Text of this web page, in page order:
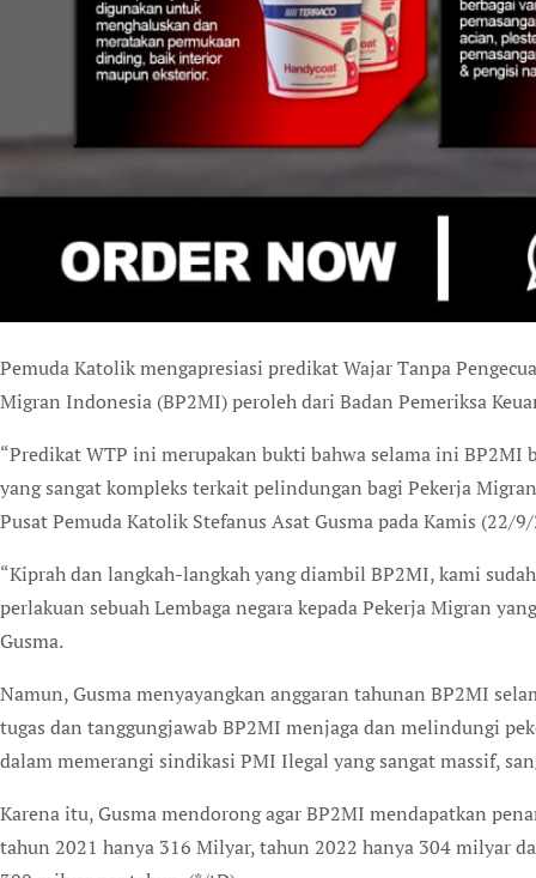
Pemuda Katolik mengapresiasi predikat Wajar Tanpa
Migran Indonesia (BP2MI) peroleh dari Badan Pemeriksa
“Predikat WTP ini merupakan bukti bahwa selama ini BP2MI
yang sangat kompleks terkait pelindungan bagi Pekerja
Pusat Pemuda Katolik Stefanus Asat Gusma pada Kamis (22/
“Kiprah dan langkah-langkah yang diambil BP2MI, kami
perlakuan sebuah Lembaga negara kepada Pekerja Migran
Gusma.
Namun, Gusma menyayangkan anggaran tahunan BP2MI
tugas dan tanggungjawab BP2MI menjaga dan melindungi
dalam memerangi sindikasi PMI Ilegal yang sangat massif,
Karena itu, Gusma mendorong agar BP2MI mendapatkan
tahun 2021 hanya 316 Milyar, tahun 2022 hanya 304 milyar